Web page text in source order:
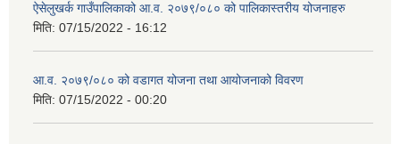
ऐसेलुखर्क गाउँपालिकाको आ.व. २०७९/०८० को पालिकास्तरीय योजनाहरु
मिति: 07/15/2022 - 16:12
आ.व. २०७९/०८० को वडागत योजना तथा आयोजनाको विवरण
मिति: 07/15/2022 - 00:20